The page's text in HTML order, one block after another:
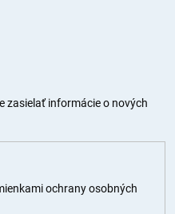
zasielať informácie o nových
ochrany osobných